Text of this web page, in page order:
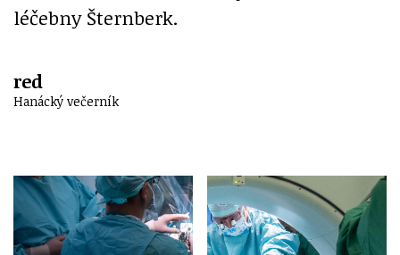
léčebny Šternberk.
red
Hanácký večerník